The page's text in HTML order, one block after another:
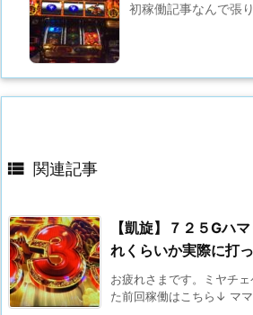
初稼働記事なんで張
 関連記事
【凱旋】７２５Gハ
れくらいか実際に打
お疲れさまです。ミヤチ
た前回稼働はこちら↓ マ